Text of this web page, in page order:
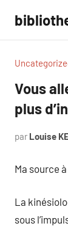
contenu
Vous
plus
par Louise
Ma source
La
sous